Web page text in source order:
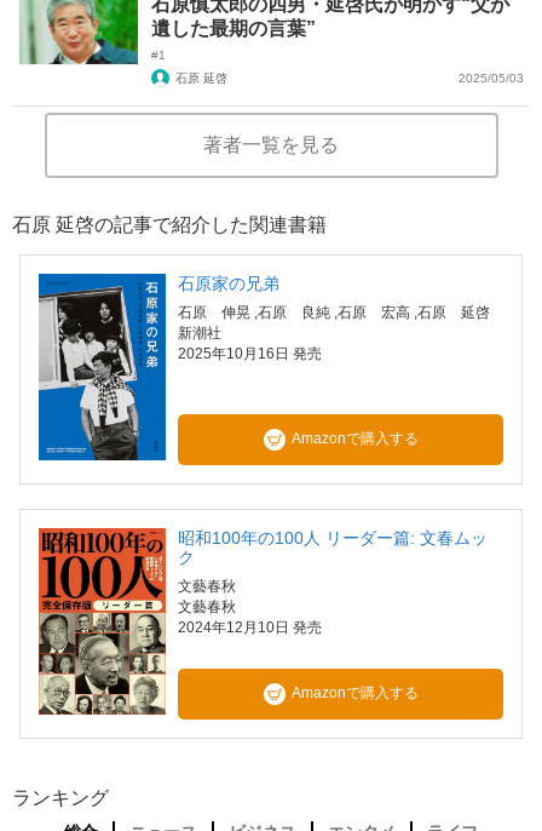
石原慎太郎の四男・延啓氏が明かす“父が
遺した最期の言葉”
#1
石原 延啓
2025/05/03
著者一覧を見る
石原 延啓の記事で紹介した関連書籍
石原家の兄弟
石原 伸晃 ,石原 良純 ,石原 宏高 ,石原 延啓
新潮社
2025年10月16日 発売
Amazonで購入する
昭和100年の100人 リーダー篇: 文春ムッ
ク
文藝春秋
文藝春秋
2024年12月10日 発売
Amazonで購入する
ランキング